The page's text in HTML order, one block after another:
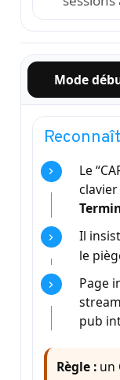
Mode
Le
Il
le
Page
pub
Règle : un